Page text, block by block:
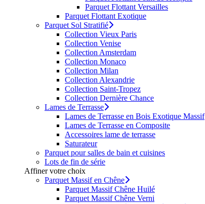
Parquet Flottant Versailles
Parquet Flottant Exotique
Parquet Sol Stratifié
Collection Vieux Paris
Collection Venise
Collection Amsterdam
Collection Monaco
Collection Milan
Collection Alexandrie
Collection Saint-Tropez
Collection Dernière Chance
Lames de Terrasse
Lames de Terrasse en Bois Exotique Massif
Lames de Terrasse en Composite
Accessoires lame de terrasse
Saturateur
Parquet pour salles de bain et cuisines
Lots de fin de série
Affiner votre choix
Parquet Massif en Chêne
Parquet Massif Chêne Huilé
Parquet Massif Chêne Verni